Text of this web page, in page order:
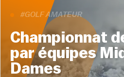
#GOLF AMATEUR
Championnat
par équipes
Dames